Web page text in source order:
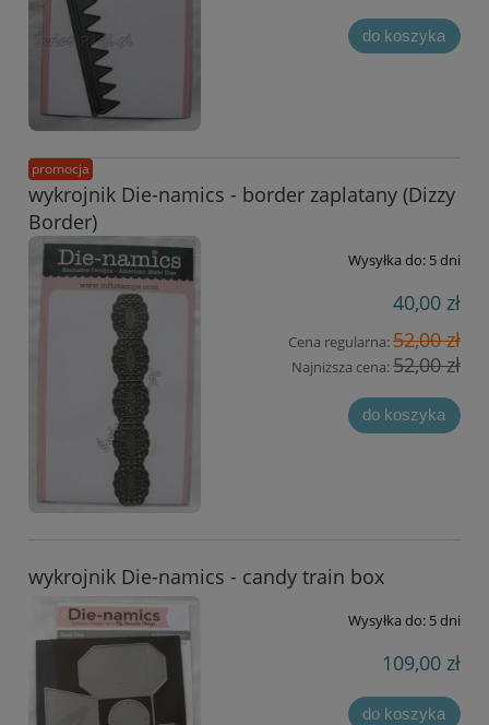
do koszyka
wykrojnik Die-namics - border zaplatany (Dizzy
Border)
Wysyłka do: 5 dni
40,00 zł
Cena regularna:52,00 zł
Najniższa cena:52,00 zł
do koszyka
promocja
wykrojnik Die-namics - candy train box
Wysyłka do: 5 dni
109,00 zł
do koszyka